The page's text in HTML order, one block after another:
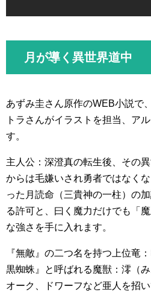
月が導く異世界道中
あずみ圭さん原作のWEB小説で
トラさんがイラストを担当、ア
す。
主人公：深澄真の転生後、その
からは毛嫌いされ勇者ではなく
った月読命（三貴神の一柱）の
る許可と、曰く魔力だけでも「
な強さを手に入れます。
『無敵』の二つ名を持つ上位竜
黒蜘蛛』と呼ばれる魔獣：澪（
オーク、ドワーフなど亜人を招い